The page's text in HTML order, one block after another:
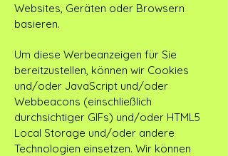
Websites, Geräten oder Browsern
basieren.
Um diese Werbeanzeigen für Sie
bereitzustellen, können wir Cookies
und/oder JavaScript und/oder
Webbeacons (einschließlich
durchsichtiger GIFs) und/oder HTML5
Local Storage und/oder andere
Technologien einsetzen. Wir können